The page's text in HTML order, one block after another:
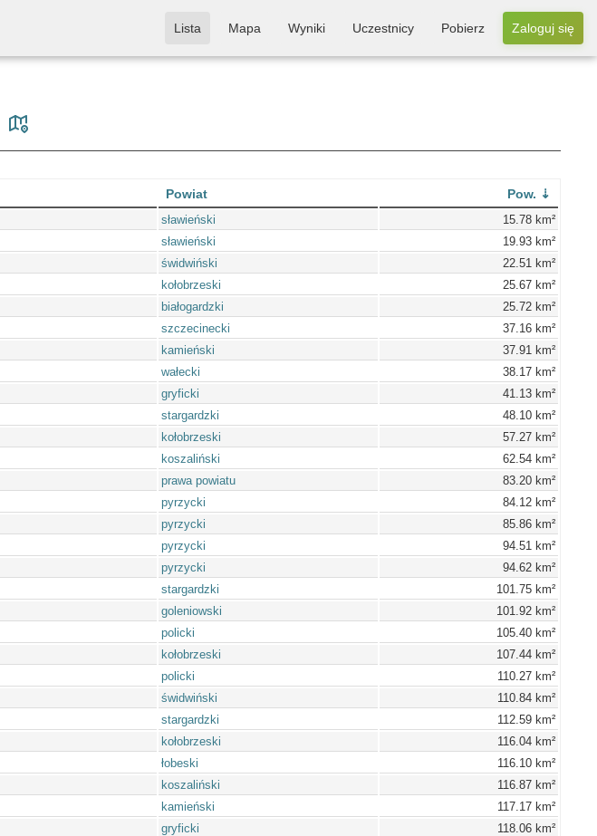
Lista Mapa Wyniki Uczestnicy Pobierz Zaloguj się
Powiat Pow.
sławieński
15.78 km²
sławieński
19.93 km²
świdwiński
22.51 km²
kołobrzeski
25.67 km²
białogardzki
25.72 km²
szczecinecki
37.16 km²
kamieński
37.91 km²
wałecki
38.17 km²
gryficki
41.13 km²
stargardzki
48.10 km²
kołobrzeski
57.27 km²
koszaliński
62.54 km²
prawa powiatu
83.20 km²
pyrzycki
84.12 km²
pyrzycki
85.86 km²
pyrzycki
94.51 km²
pyrzycki
94.62 km²
stargardzki
101.75 km²
goleniowski
101.92 km²
policki
105.40 km²
kołobrzeski
107.44 km²
policki
110.27 km²
świdwiński
110.84 km²
stargardzki
112.59 km²
kołobrzeski
116.04 km²
łobeski
116.10 km²
koszaliński
116.87 km²
kamieński
117.17 km²
gryficki
118.06 km²